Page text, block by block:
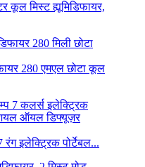
कूल मिस्ट ह्यूमिडिफायर,
280 एमएल छोटा कूल
इलेक्ट्रिक पोर्टेबल...